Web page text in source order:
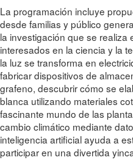
La programación incluye
desde familias y público
la investigación que se
interesados en la ciencia y la
la luz se transforma en
fabricar dispositivos de
grafeno, descubrir cómo se
blanca utilizando materiales
fascinante mundo de las
cambio climático mediante
inteligencia artificial ayuda a
participar en una divertida